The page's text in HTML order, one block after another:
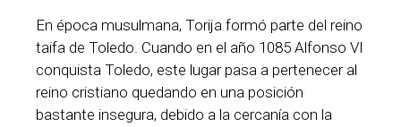
En época musulmana, Torija formó parte del reino
taifa de Toledo. Cuando en el año 1085 Alfonso VI
conquista Toledo, este lugar pasa a pertenecer al
reino cristiano quedando en una posición
bastante insegura, debido a la cercanía con la